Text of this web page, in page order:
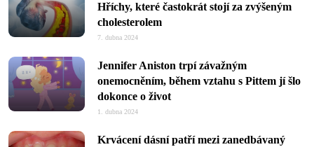
Hříchy, které častokrát stojí za zvýšeným
cholesterolem
7. dubna 2024
Jennifer Aniston trpí závažným
onemocněním, během vztahu s Pittem jí šlo
dokonce o život
1. dubna 2024
Krvácení dásní patří mezi zanedbávaný